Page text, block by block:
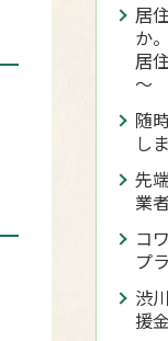
居
か
居
～
随
し
先
業
コ
プ
渋
援